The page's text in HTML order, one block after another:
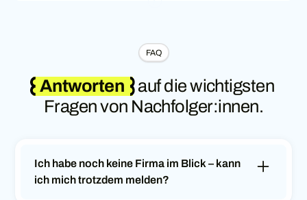
FAQ
Antworten auf die wichtigsten
Fragen von Nachfolger:innen.
Ich habe noch keine Firma im Blick – kann
ich mich trotzdem melden?